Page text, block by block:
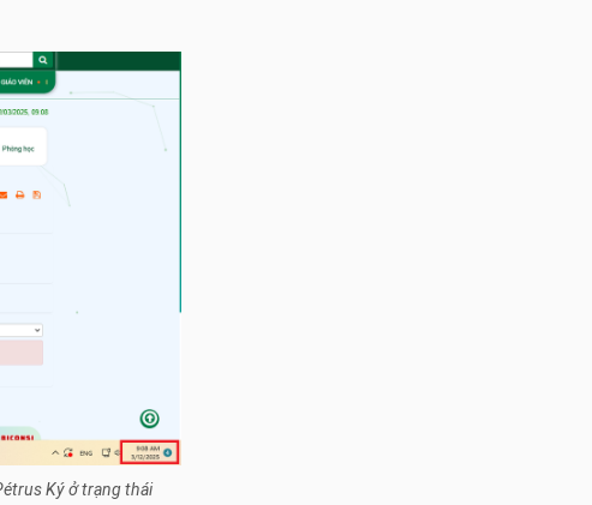
Ký ở trạng thái